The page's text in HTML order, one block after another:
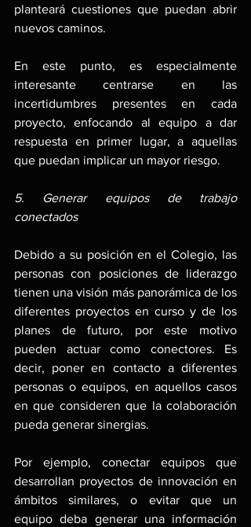
planteará cuestiones que puedan abrir
nuevos caminos.
En este punto, es especialmente
interesante centrarse en las
incertidumbres presentes en cada
proyecto, enfocando al equipo a dar
respuesta en primer lugar, a aquellas
que puedan implicar un mayor riesgo.
5. Generar equipos de trabajo
conectados
Debido a su posición en el Colegio, las
personas con posiciones de liderazgo
tienen una visión más panorámica de los
diferentes proyectos en curso y de los
planes de futuro, por este motivo
pueden actuar como conectores. Es
decir, poner en contacto a diferentes
personas o equipos, en aquellos casos
en que consideren que la colaboración
pueda generar sinergias.
Por ejemplo, conectar equipos que
desarrollan proyectos de innovación en
ámbitos similares, o evitar que un
equipo deba generar una información